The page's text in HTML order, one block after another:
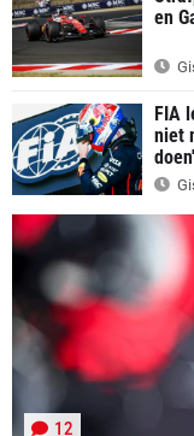
en
FIA
niet
doen'
12